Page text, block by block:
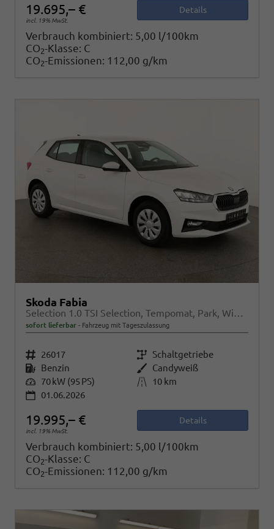
19.695,– €
incl. 19% MwSt.
Details
Verbrauch kombiniert: 5,00 l/100km
CO2-Klasse: C
CO2-Emissionen: 112,00 g/km
Skoda Fabia
Selection 1.0 TSI Selection, Tempomat, Park, Winterpaket, SmartLink, 4 J.-Garantie
sofort lieferbar Fahrzeug mit Tageszulassung
Fahrzeugnr. 26017 Getriebe Schaltgetriebe
Kraftstoff Benzin Außenfarbe Candyweiß
Leistung 70 kW (95 PS) Kilometerstand
10 km
01.06.2026
19.995,– €
incl. 19% MwSt.
Details
Verbrauch kombiniert: 5,00 l/100km
CO2-Klasse: C
CO2-Emissionen: 112,00 g/km